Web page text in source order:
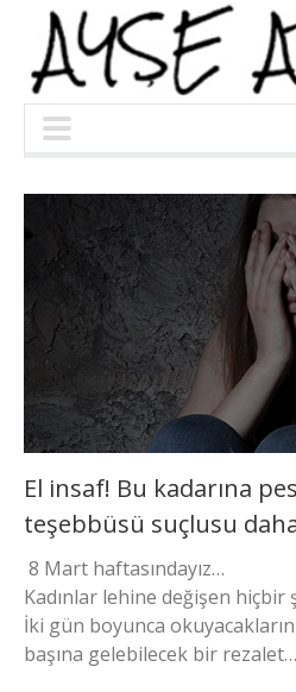
El insaf! Bu kadarına
teşebbüsü suçlusu
8 Mart haftasındayız…
Kadınlar lehine değişen hiçbir
İki gün boyunca
başına gelebilecek bir rezalet…